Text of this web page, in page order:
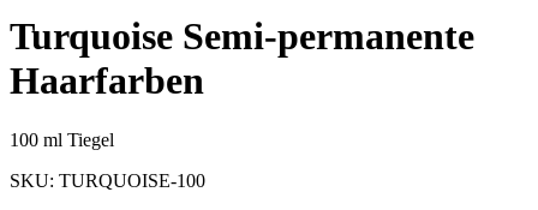
Turquoise Semi-permanente
Haarfarben
Produktinformatione
100 ml Tiegel
SKU: TURQUOISE-100